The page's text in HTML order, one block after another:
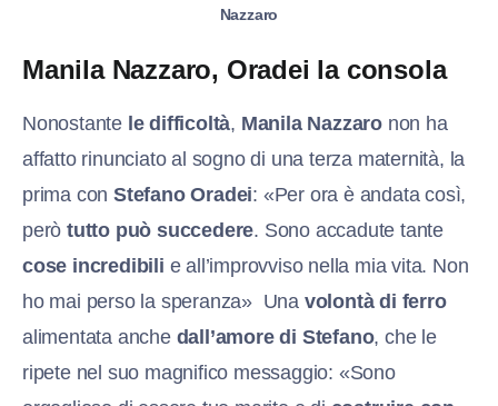
Nazzaro
Manila Nazzaro, Oradei la consola
Nonostante le difficoltà, Manila Nazzaro non ha
affatto rinunciato al sogno di una terza maternità, la
prima conStefano Oradei: «Per ora è andata così,
però tutto può succedere. Sono accadute tante
cose incredibili e all’improvviso nella mia vita. Non
ho mai perso la speranza» Una volontà di ferro
alimentata anche dall’amore di Stefano, che le
ripete nel suo magnifico messaggio: «Sono